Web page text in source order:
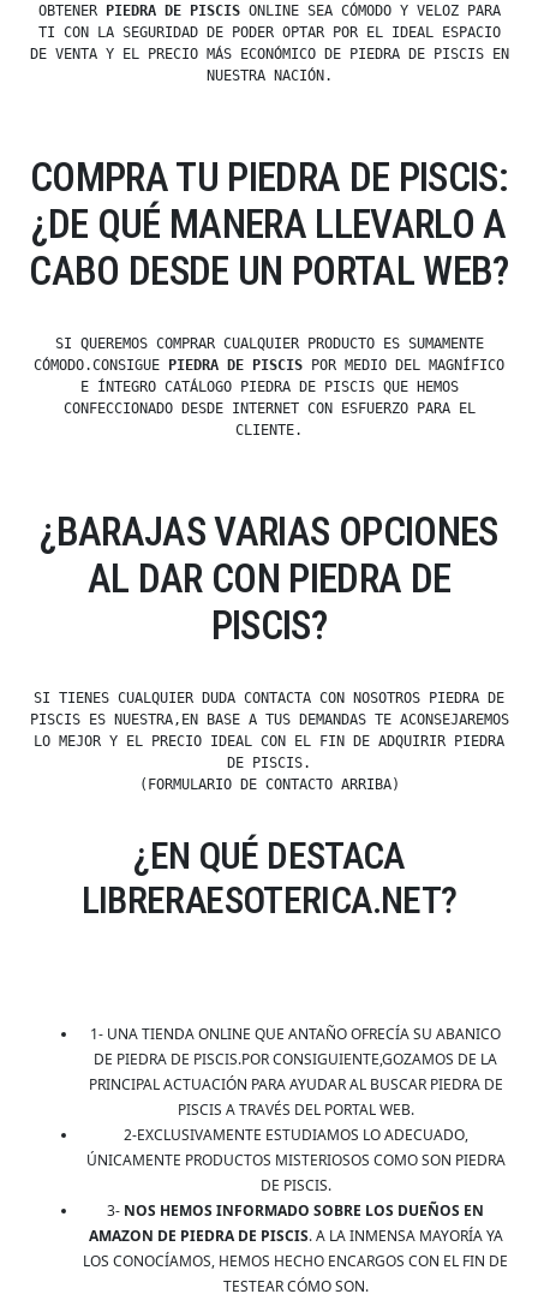
OBTENER PIEDRA DE PISCISONLINE SEA CÓMODO Y VELOZ PARA
TI CON LA SEGURIDAD DE PODER OPTAR POR EL IDEAL ESPACIO
DE VENTA Y EL PRECIO MÁS ECONÓMICO DE PIEDRA DE PISCIS EN
NUESTRA NACIÓN.
COMPRA TU PIEDRA DE PISCIS:
¿DE QUÉ MANERA LLEVARLO A
CABO DESDE UN PORTAL WEB?
SI QUEREMOS COMPRAR CUALQUIER PRODUCTO ES SUMAMENTE
CÓMODO.CONSIGUE
PIEDRA DE PISCIS POR MEDIO DEL MAGNÍFICO
E ÍNTEGRO CATÁLOGO PIEDRA DE PISCIS QUE HEMOS
CONFECCIONADO DESDE INTERNET CON ESFUERZO PARA EL
CLIENTE.
¿BARAJAS VARIAS OPCIONES
AL DAR CON PIEDRA DE
PISCIS?
SI TIENES CUALQUIER DUDA CONTACTA CON NOSOTROS PIEDRA DE
PISCIS ES NUESTRA,EN BASE A TUS DEMANDAS TE ACONSEJAREMOS
LO MEJOR Y EL PRECIO IDEAL CON EL FIN DE ADQUIRIR PIEDRA
DE PISCIS.
(FORMULARIO DE CONTACTO ARRIBA)
¿EN QUÉ DESTACA
LIBRERAESOTERICA.NET?
1- UNA TIENDA ONLINE QUE ANTAÑO OFRECÍA SU ABANICO
DE PIEDRA DE PISCIS.POR CONSIGUIENTE,GOZAMOS DE LA
PRINCIPAL ACTUACIÓN PARA AYUDAR AL BUSCAR PIEDRA DE
PISCIS A TRAVÉS DEL PORTAL WEB.
2-EXCLUSIVAMENTE ESTUDIAMOS LO ADECUADO,
ÚNICAMENTE PRODUCTOS MISTERIOSOS COMO SON PIEDRA
DE PISCIS.
3- NOS HEMOS INFORMADO SOBRE LOS DUEÑOS EN
AMAZON DE PIEDRA DE PISCIS. A LA INMENSA MAYORÍA YA
LOS CONOCÍAMOS, HEMOS HECHO ENCARGOS CON EL FIN DE
TESTEAR CÓMO SON.